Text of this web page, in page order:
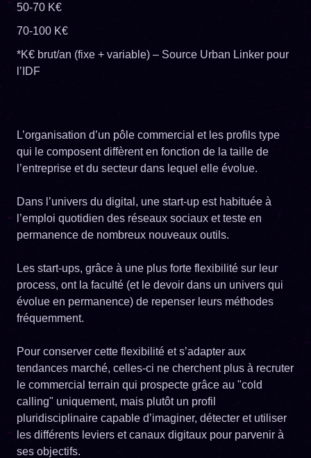
50-70 K€
70-100 K€
*K€ brut/an (fixe + variable) – Source Urban Linker pour
l’IDF
L’organisation d’un pôle commercial et les profils type
qui le composent diffèrent en fonction de la taille de
l’entreprise et du secteur dans lequel elle évolue.
Dans l’univers du digital, une start-up est habituée à
l’emploi quotidien des réseaux sociaux et teste en
permanence de nombreux nouveaux outils.
Les start-ups, grâce à une plus forte flexibilité sur leur
process, ont la faculté (et le devoir dans un univers qui
évolue en permanence) de repenser leurs méthodes
fréquemment.
Pour conserver cette flexibilité et s’adapter aux
tendances marché, celles-ci ne cherchent plus à recruter
le commercial terrain qui prospecte grâce au "cold
calling" uniquement, mais plutôt un profil
pluridisciplinaire capable d’imaginer, détecter et utiliser
les différents leviers et canaux digitaux pour parvenir à
ses objectifs.